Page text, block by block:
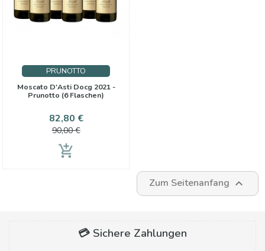
PRUNOTTO
Moscato D'Asti Docg 2021 -
Prunotto (6 Flaschen)
Preis
82,80 €Verkaufspreis
90,00 €
add_shopping_cart
Zum Seitenanfang 
💳 Sichere Zahlungen